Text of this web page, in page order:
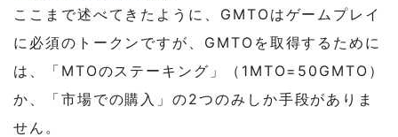
ここまで述べてきたように、GMTOはゲームプレイ
に必須のトークンですが、GMTOを取得するために
は、「MTOのステーキング」（1MTO=50GMTO）
か、「市場での購入」の2つのみしか手段がありま
せん。